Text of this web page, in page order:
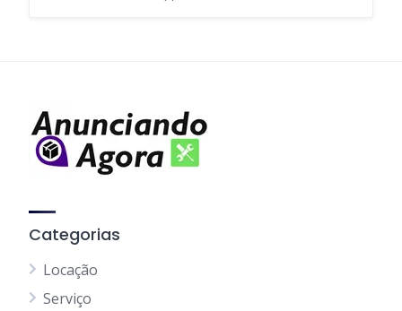
Categorias
Locação
Serviço